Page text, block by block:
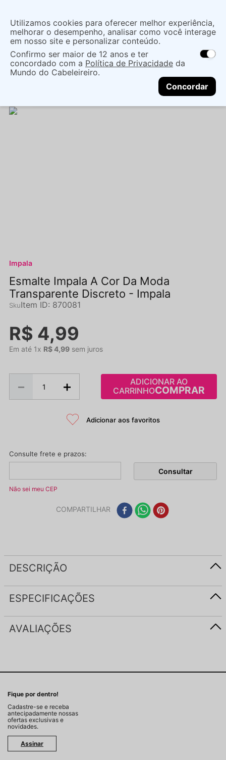
localização
As ofertas e opções de entrega variam de
acordo com a região.Não sei meu CEP
CONTINUAR
O que você procura?
Mãos e Pés
Cuidado Com As Mãos
ESMALTE IMPALA A COR DA MODA
Impala
Esmalte Impala A Cor Da Moda
Transparente Discreto - Impala
Item ID: 870081
R$ 4,99
Em até 1x R$4,99 sem juros
＋
－
ADICIONAR AO
CARRINHO
Não sei meu CEP
COMPARTILHAR
DESCRIÇÃO
ESPECIFICAÇÕES
AVALIAÇÕES
Fique por dentro!
Cadastre-se e receba
antecipadamente nossas
ofertas exclusivas e
novidades.
Assinar
Utilizamos cookies para oferecer melhor experiência,
melhorar o desempenho, analisar como você interage
em nosso site e personalizar conteúdo.
Confirmo ser maior de 12 anos e ter
concordado com a Política de Privacidade da
Mundo do Cabeleireiro.
Concordar